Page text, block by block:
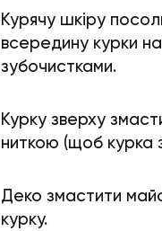
Курячу шкіру
всередину курки
зубочистками.
Курку зверху
ниткою (щоб курка
Деко змастити
курку.